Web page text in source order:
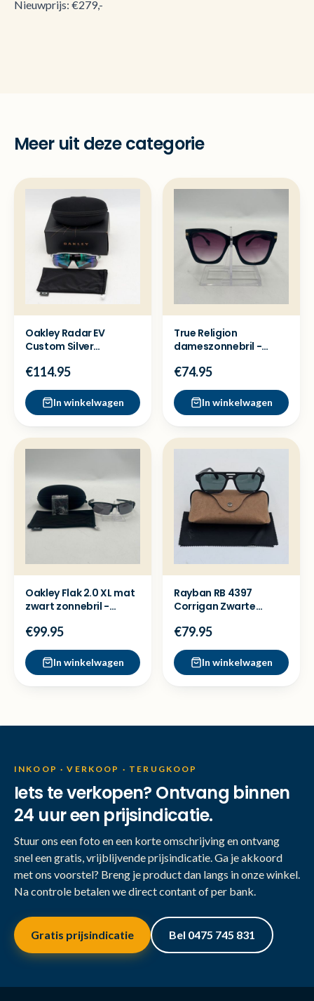
Nieuwprijs: €279,-
Meer uit deze categorie
Oakley Radar EV
Custom Silver
€114.95
In winkelwagen
True Religion
dameszonnebril -
€74.95
In winkelwagen
Oakley Flak 2.0 XL mat
zwart zonnebril -
€99.95
In winkelwagen
Rayban RB 4397
Corrigan Zwarte
€79.95
In winkelwagen
INKOOP · VERKOOP · TERUGKOOP
Iets te verkopen? Ontvang binnen
24 uur een prijsindicatie.
Stuur ons een foto en een korte omschrijving en ontvang
snel een gratis, vrijblijvende prijsindicatie. Ga je akkoord
met ons voorstel? Breng je product dan langs in onze winkel.
Na controle betalen we direct contant of per bank.
Gratis prijsindicatie Bel 0475 745 831